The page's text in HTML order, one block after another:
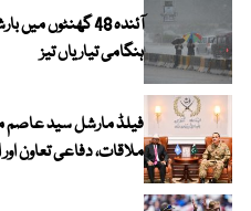
آئندہ 48 گھنٹوں
ہنگامی تیاریاں تیز
فیلڈ مارشل سید عاصم
ملاقات، دفاعی تعاون